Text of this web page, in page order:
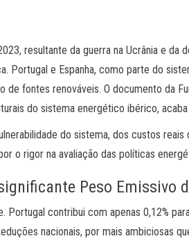
resultante da guerra na Ucrânia e
Portugal e Espanha, como parte do
de fontes renováveis. O documento da
do sistema energético ibérico,
do sistema, dos custos
o rigor na avaliação das políticas
Peso Emissivo
Portugal contribui com apenas 0,12%
nacionais, por mais ambiciosas